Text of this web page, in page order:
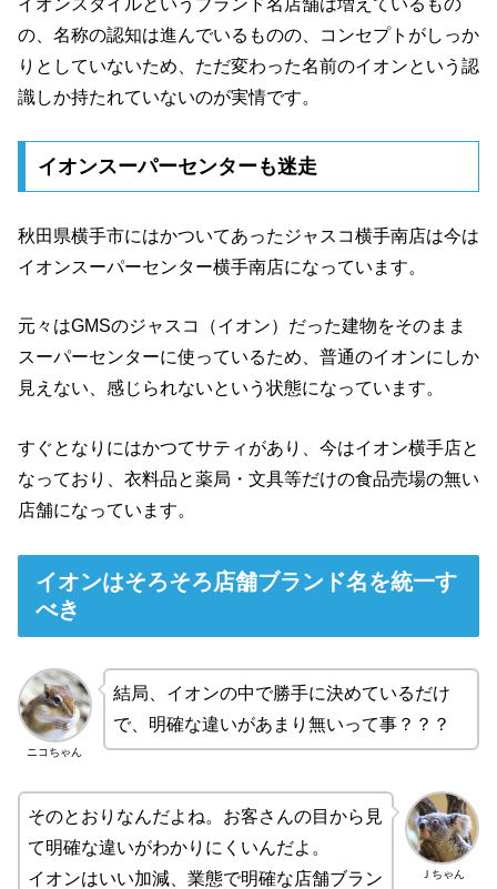
の、名称の認知は進んでいるものの、コンセプトがしっか
りとしていないため、ただ変わった名前のイオンという認
識しか持たれていないのが実情です。
イオンスーパーセンターも迷走
秋田県横手市にはかついてあったジャスコ横手南店は今は
イオンスーパーセンター横手南店になっています。
元々はGMSのジャスコ（イオン）だった建物をそのまま
スーパーセンターに使っているため、普通のイオンにしか
見えない、感じられないという状態になっています。
すぐとなりにはかつてサティがあり、今はイオン横手店と
なっており、衣料品と薬局・文具等だけの食品売場の無い
店舗になっています。
イオンはそろそろ店舗ブランド名を統一す
べき
ニコちゃん
結局、イオンの中で勝手に決めているだけ
で、明確な違いがあまり無いって事？？？
Ｊちゃん
そのとおりなんだよね。お客さんの目から見
て明確な違いがわかりにくいんだよ。
イオンはいい加減、業態で明確な店舗ブラン